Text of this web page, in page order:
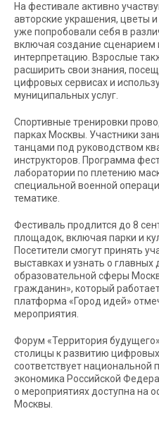
На фестивале активно
авторские украшения, цветы
уже попробовали себя в
включая создание сценарием
интерпретацию. Взрослые
расширить свои знания,
цифровых сервисах и
муниципальных услуг.
Спортивные тренировки
парках Москвы. Участники
танцами под руководством
инструкторов. Программа
лаборатории по плетению
специальной военной
тематике.
Фестиваль продлится до 8
площадок, включая парки и
Посетители смогут принять
выставках и узнать о главных
образовательной сферы
гражданин», который
платформа «Город идей»
мероприятия.
Форум «Территория
столицы к развитию цифровых
соответствует
экономика Российской
о мероприятиях доступна на
Москвы.